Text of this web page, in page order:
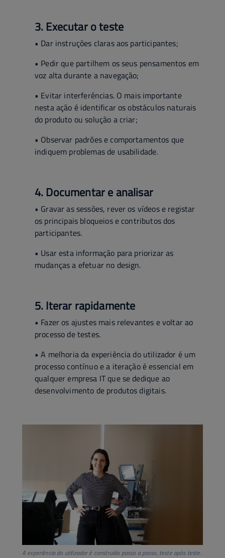
3. Executar o teste
• Dar instruções claras aos participantes;
• Pedir que partilhem os seus pensamentos em
voz alta durante a navegação;
• Evitar interferências. O mais importante
nesta ação é identificar os obstáculos naturais
do produto ou solução a criar;
• Observar padrões e comportamentos que
indiquem problemas de usabilidade.
4. Documentar e analisar
• Gravar as sessões, rever os vídeos e registar
os principais bloqueios e contributos dos
participantes.
• Usar esta informação para priorizar as
mudanças a efetuar no design.
5. Iterar rapidamente
• Fazer os ajustes mais relevantes e voltar ao
processo de testes.
• A melhoria da experiência do utilizador é um
processo contínuo e a iteração é essencial em
qualquer empresa IT que se dedique ao
desenvolvimento de produtos digitais.
A experiência do utilizador é construída passo a passo, teste após teste.